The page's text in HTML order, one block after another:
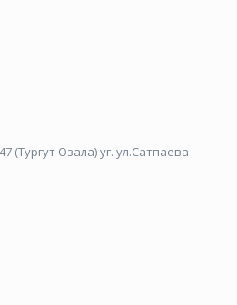
(Тургут Озала) уг. ул.Сатпаева